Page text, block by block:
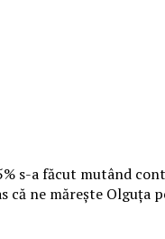
s-a făcut mutând
ne măreşte Olguţa